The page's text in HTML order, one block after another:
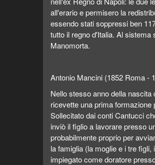
all'erario e permisero la
essendo stati soppressi ben
tutto il regno d'Italia. Al
Manomorta.
Antonio Mancini (1852 Roma -
Nello stesso anno della nascita del Mancini, la famiglia si trasferì a Narni. Qui ricevette una prima formazione presso gli scolopi della chiesa di S. Agostino. Sollecitato dai conti Cantucci che ne riconobbero la predisposizione all'arte, Paolo inviò il figlio a lavorare presso un decoratore locale e ben presto, nel 1865, probabilmente proprio per avviarlo a buoni studi artistici, decise di trasferirsi con tutta la famiglia (la moglie e i tre figli, il Mancini, Giovanni e Angelo) a Napoli. Subito impiegato come doratore presso una bottega al vicolo Paradiso, "vicino alla casa di Giacinto Gigante" (dagli Appunti autobiografici dettati da Antonio Mancini al nipote Alfredo negli anni 1925-1930, trascritti in Santoro, p. 257), il Mancini fu messo a scuola all'oratorio dei girolamini e seguì contemporaneamente la scuola serale presso la chiesa di S. Domenico Maggiore, dove incontrò e iniziò a frequentare il coetaneo Vincenzo Gemito; presso lo studio dello scultore Stanislao Lista presero l'abitudine a disegnare da calchi antichi e soprattutto dal vero, ritraendo modelli occasionali trovati in strada e raffigurandosi l'un l'altro. A questo momento sembra doversi riferire il piccolo monocromo raffigurante un Giovane scugnizzo nudo (Naples, FL, collezione Gilgore). Nel luglio del 1865 risulta iscritto all'istituto di belle arti di Napoli (suoi insegnanti nella scuola di disegno di figura furono Raffaele Postiglione e Federico Maldarelli), ottenendo già l'anno successivo il primo premio della scuola di figura. Come Gemito, il Mancini non si accontentò di cimentarsi nei temi accademici, ma volse lo sguardo alla realtà circostante, prendendo spunto dallo spettacolo della vita popolare; il mondo del circo, in particolare, gli fornì decisive suggestioni. L'approdo di Domenico Morelli alla cattedra di pittura dell'istituto nel 1868 rappresentò una tappa fondamentale nella formazione del Mancini il quale, pur estraneo alle principali tendenze creative e tematiche di Morelli, avrebbe condiviso col maestro, assorbendo criticamente l'orientamento antiaccademico dei suoi insegnamenti, la necessità di un'arte saldamente imperniata sui valori formali. Sollecitato da Morelli, il Mancini ebbe occasione di formarsi sulla grande pittura napoletana del Seicento, assimilando a fondo la lezione del naturalismo napoletano nelle chiese e nei musei della città. Con Francesco Paolo Michetti, anch'egli giunto a Napoli nel 1868 da Chieti, così come con Gaetano Esposito e Paolo Vetri, il Mancini strinse un forte e incisivo legame di vita e di lavoro durante i fondamentali anni di studio a Napoli. Se la prima opera datata del Mancini (Testa di bambina, 1867: Napoli, Museo di Capodimonte) si dimostra ancora prova di non significativo respiro, l'anno seguente egli esordì con un autentico capolavoro, Lo scugnizzo o Terzo comandamento (Antonio Mancini, p. 95 n. 1), raffigurazione di un adolescente lacero e diseredato contemplante i resti di un festino mondano, la cui opulenta gaiezza (evocata solo tramite dettagli di natura morta) risulta prossima al giovane eppure per lui intangibile, sguaiata eppure invidiabile. L'opera fu esposta poi nel 1875 alla Promotrice di Napoli, ed è da considerarsi, con Dopo il duello (Torino, Civica Galleria d'arte moderna: ibid., pp. 95 s. n. 2), incunabolo della poetica manciniana, ricca nei mezzi pittorici e fortemente evocativa nelle scelte tematiche. Prodigioso banco di prova dell'artista sedicenne, fu del resto subito ammirata da Lista e Filippo Palizzi che la videro nel primo studio del Mancini, ricavato "nel suppigno di una casa vicina" (Santoro, p. 257), in vicolo S. Gregorio Armeno. Prese avvio, con questo genere di produzione, la predilezione per la raffigurazione degli scugnizzi napoletani, la cui fanciullezza negata dalle misere condizioni di vita è descritta con intenso realismo e al contempo trasfigurata in chiave mitica. L'intima identificazione morale col mondo degli esclusi non comporta infatti un'adesione alle cadenze espressive